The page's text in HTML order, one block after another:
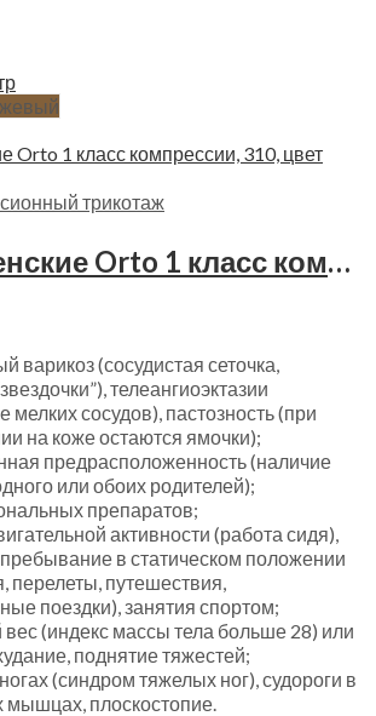
трикотаж
Гольфы женские Orto 1 класс компрессии, 310
варикоз (сосудистая сеточка,
телеангиоэктазии
сосудов), пастозность (при
на коже остаются ямочки);
предрасположенность (наличие
или обоих родителей);
препаратов;
активности (работа сидя),
в статическом положении
перелеты, путешествия,
поездки), занятия спортом;
(индекс массы тела больше 28) или
поднятие тяжестей;
(синдром тяжелых ног), судороги в
плоскостопие.